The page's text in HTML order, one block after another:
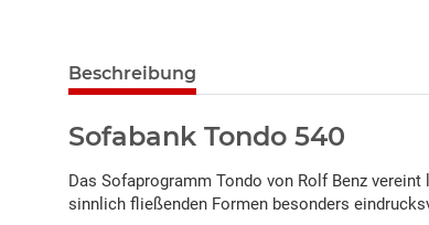
Beschreibung
Sofabank Tondo 540
Das Sofaprogramm Tondo von Rolf Benz
sinnlich fließenden Formen besonders